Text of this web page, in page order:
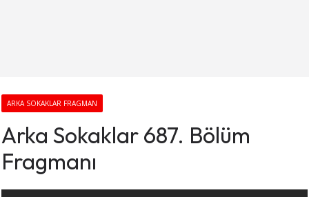
ARKA SOKAKLAR FRAGMAN
Arka Sokaklar 687. Bölüm
Fragmanı